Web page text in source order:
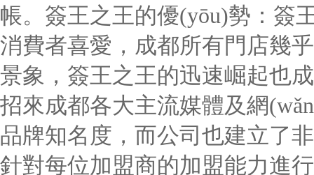
帳。簽王之王的優(yōu)勢：簽
消費者喜愛，成都所有門店幾
景象，簽王之王的迅速崛起也
招來成都各大主流媒體及網
品牌知名度，而公司也建立了
針對每位加盟商的加盟能力進